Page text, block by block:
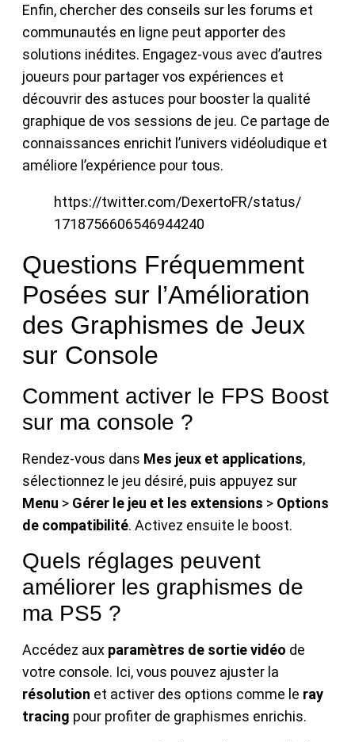
Enfin, chercher des conseils sur les forums et
communautés en ligne peut apporter des
solutions inédites. Engagez-vous avec d’autres
joueurs pour partager vos expériences et
découvrir des astuces pour booster la qualité
graphique de vos sessions de jeu. Ce partage de
connaissances enrichit l’univers vidéoludique et
améliore l’expérience pour tous.
https://twitter.com/DexertoFR/status/
1718756606546944240
Questions Fréquemment
Posées sur l’Amélioration
des Graphismes de Jeux
sur Console
Comment activer le FPS Boost
sur ma console ?
Rendez-vous dans Mes jeux et applications,
sélectionnez le jeu désiré, puis appuyez sur
Menu > Gérer le jeu et les extensions > Options
de compatibilité. Activez ensuite le boost.
Quels réglages peuvent
améliorer les graphismes de
ma PS5 ?
Accédez aux paramètres de sortie vidéo de
votre console. Ici, vous pouvez ajuster la
résolution et activer des options comme le ray
tracing pour profiter de graphismes enrichis.